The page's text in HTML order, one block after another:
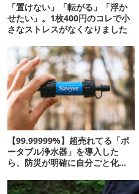
「置けない」「転がる」「浮か
せたい」。1枚400円のコレで小
さなストレスがなくなりました
【99.99999%】超売れてる「ポ
ータブル浄水器」を導入した
ら、防災が明確に自分ごと化し